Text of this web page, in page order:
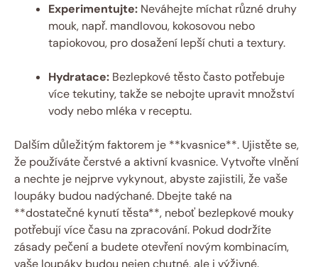
Experimentujte: Neváhejte míchat různé druhy
mouk, např. mandlovou, kokosovou nebo
tapiokovou, pro dosažení lepší chuti a textury.
Hydratace: Bezlepkové těsto často potřebuje
více tekutiny, takže se nebojte upravit množství
vody nebo mléka v receptu.
Dalším důležitým faktorem je **kvasnice**. Ujistěte se,
že používáte čerstvé a aktivní kvasnice. Vytvořte vlnění
a nechte je nejprve vykynout, abyste zajistili, že vaše
loupáky budou nadýchané. Dbejte také na
**dostatečné kynutí těsta**, neboť bezlepkové mouky
potřebují více času na zpracování. Pokud dodržíte
zásady pečení a budete otevření novým kombinacím,
vaše loupáky budou nejen chutné, ale i výživné.